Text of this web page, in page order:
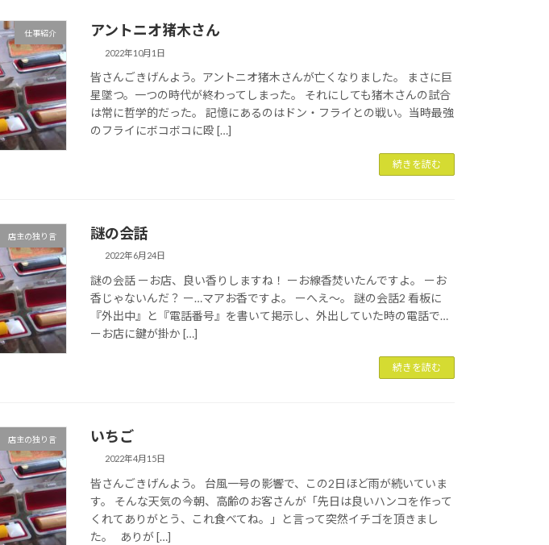
仕事紹介 アントニオ猪木さん
2022年10月1日
皆さんごきげんよう。アントニオ猪木さんが亡くなりました。 まさに巨
星墜つ。一つの時代が終わってしまった。 それにしても猪木さんの試合
は常に哲学的だった。 記憶にあるのはドン・フライとの戦い。当時最強
のフライにボコボコに殴 […]
続きを読む
店主の独り言 謎の会話
2022年6月24日
謎の会話 ーお店、良い香りしますね！ ーお線香焚いたんですよ。 ーお
香じゃないんだ？ ー…マアお香ですよ。 ーへえ～。 謎の会話2 看板に
『外出中』と『電話番号』を書いて掲示し、外出していた時の電話で…
ーお店に鍵が掛か […]
続きを読む
店主の独り言 いちご
2022年4月15日
皆さんごきげんよう。 台風一号の影響で、この2日ほど雨が続いていま
す。 そんな天気の今朝、高齢のお客さんが「先日は良いハンコを作って
くれてありがとう、これ食べてね。」と言って突然イチゴを頂きまし
た。 ありが […]